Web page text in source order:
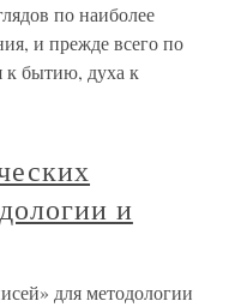
по наиболее
и прежде всего по
бытию, духа к
и
для методологии